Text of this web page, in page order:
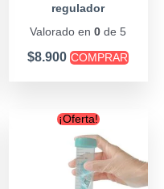
regulador
Valorado en0 de 5
$8.900 COMPRAR
¡Oferta!Original
price
was:
$44.990.